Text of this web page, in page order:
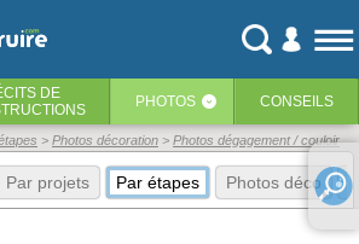
DE
PHOTOS ‹ CONSEILS
Photos décoration Photos dégagement / couloir
Par projets Par étapes Photos déco